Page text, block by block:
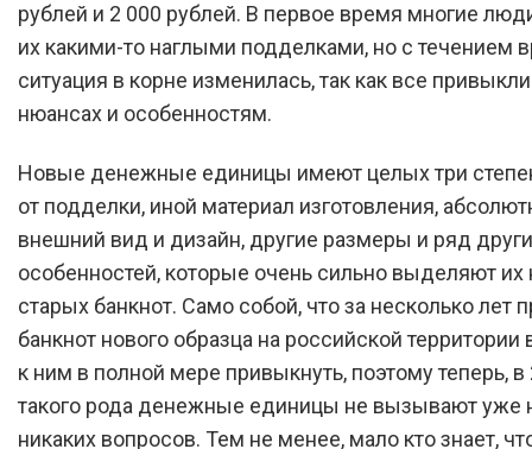
рублей и 2 000 рублей. В первое время многие
их какими-то наглыми подделками, но с течением
ситуация в корне изменилась, так как все
нюансах и особенностям.
Новые денежные единицы имеют целых три
от подделки, иной материал изготовления,
внешний вид и дизайн, другие размеры и ряд
особенностей, которые очень сильно выделяют их
старых банкнот. Само собой, что за несколько лет
банкнот нового образца на российской территории
к ним в полной мере привыкнуть, поэтому теперь, в
такого рода денежные единицы не вызывают уже
никаких вопросов. Тем не менее, мало кто знает,